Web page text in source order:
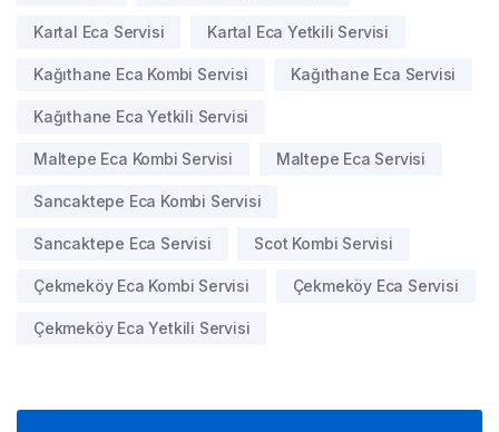
Kartal Eca Servisi Kartal Eca Yetkili Servisi
Kağıthane Eca Kombi Servisi Kağıthane Eca Servisi
Kağıthane Eca Yetkili Servisi
Maltepe Eca Kombi Servisi Maltepe Eca Servisi
Sancaktepe Eca Kombi Servisi
Sancaktepe Eca Servisi Scot Kombi Servisi
Çekmeköy Eca Kombi Servisi Çekmeköy Eca Servisi
Çekmeköy Eca Yetkili Servisi